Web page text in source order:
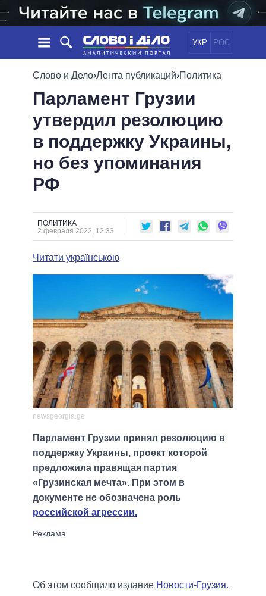
УКР РОС
НОВОСТИ
ЛЕНТА
СОБЫТИЯ
СТАТЬИ
МНЕНИЯ
ОБЗОРЫ
ДАЙДЖЕСТЫ
ПОЛИТИКА
ЭКОНОМИКА
ОБЩЕСТВО
ОБЕЩАНИЯ
ПОЛИТИКИ
ВСЕ ПОЛИТИКИ
ПРЕЗИДЕНТ И ОФИС
ВЕРХОВНАЯ РАДА
ГЛАВЫ ОБЛАДМИНИСТРАЦИЙ
МЭРЫ
ВСЕ ПЕРСОНЫ
ИНФОГРАФИКА
СРАВНЕНИЕ ПОЛИТИКОВ
Слово и Дело›Лента публикаций›Политика
Парламент Грузии
утвердил резолюцию
в поддержку Украины,
но без упоминания
РФ
ПОЛИТИКА
2 февраля 2022, 12:33
Читати українською
newsgeorgia.ge
Парламент Грузии принял резолюцию в
поддержку Украины, проект которой
предложила правящая партия
«Грузинская мечта». При этом в
документе не обозначена роль
российской агрессии.
Об этом сообщило издание Новости-Грузия.